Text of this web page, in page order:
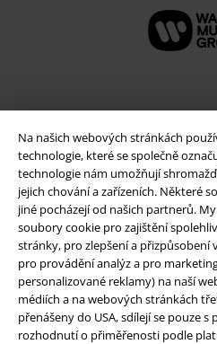
Na našich webových stránkách
technologie, které se společně
technologie nám umožňují
jejich chování a zařízeních. Některé
jiné pocházejí od našich partnerů.
soubory cookie pro zajištění
stránky, pro zlepšení a přizpůsobení
pro provádění analýz a pro
personalizované reklamy) na naší
médiích a na webových stránkách
přenášeny do USA, sdílejí se pouze
rozhodnutí o přiměřenosti podle
Právní informace
Podmínky
Prohlášení